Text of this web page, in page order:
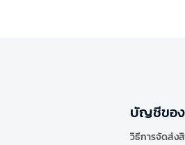
บัญชีขอ
วิธีการจัดส่ง